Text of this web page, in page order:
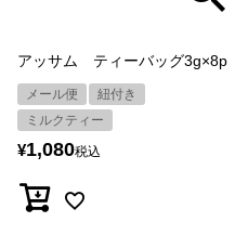
アッサム ティーバッグ3g×8p
メール便
紐付き
ミルクティー
¥1,080税込